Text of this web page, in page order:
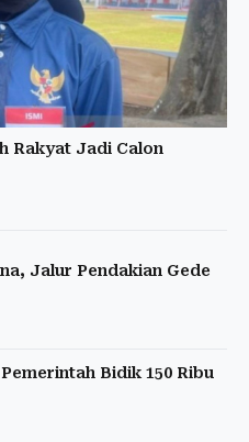
Rakyat Jadi Calon
Jalur Pendakian Gede
Bidik 150 Ribu